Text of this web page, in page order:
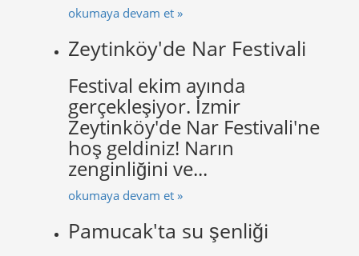
okumaya devam et »
Zeytinköy'de Nar Festivali
Festival ekim ayında
gerçekleşiyor. İzmir
Zeytinköy'de Nar Festivali'ne
hoş geldiniz! Narın
zenginliğini ve...
okumaya devam et »
Pamucak'ta su şenliği